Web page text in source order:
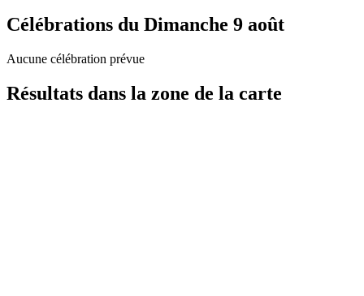
Célébrations du Dimanche 9 août
Aucune célébration prévue
Résultats dans la zone de la carte